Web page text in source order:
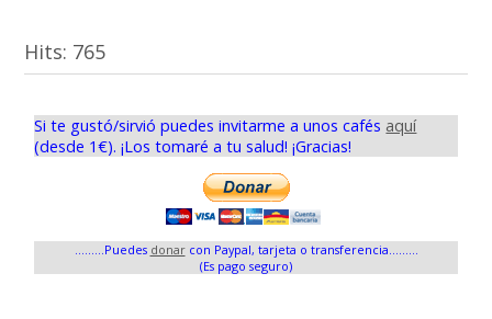
Hits: 765
Si te gustó/sirvió puedes invitarme a unos cafés aquí
(desde 1€). ¡Los tomaré a tu salud! ¡Gracias!
.........Puedes donarcon Paypal, tarjeta o transferencia.........
(Es pago seguro)